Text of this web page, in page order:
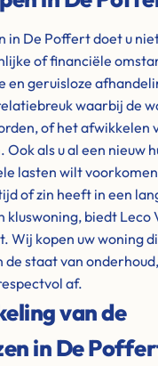
in De Poffert doet u
of financiële
en geruisloze
waarbij de
of het afwikkelen
Ook als u al een nieuw
lasten wilt
of zin heeft in een
kluswoning, biedt Leco
Wij kopen uw woning
staat van
af.
van de
in De